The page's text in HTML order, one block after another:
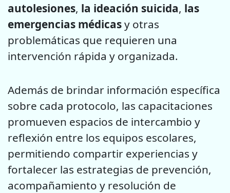
autolesiones, la ideación suicida, las
emergencias médicasy otras
problemáticas que requieren una
intervención rápida y organizada.
Además de brindar información específica
sobre cada protocolo, las capacitaciones
promueven espacios de intercambio y
reflexión entre los equipos escolares,
permitiendo compartir experiencias y
fortalecer las estrategias de prevención,
acompañamiento y resolución de